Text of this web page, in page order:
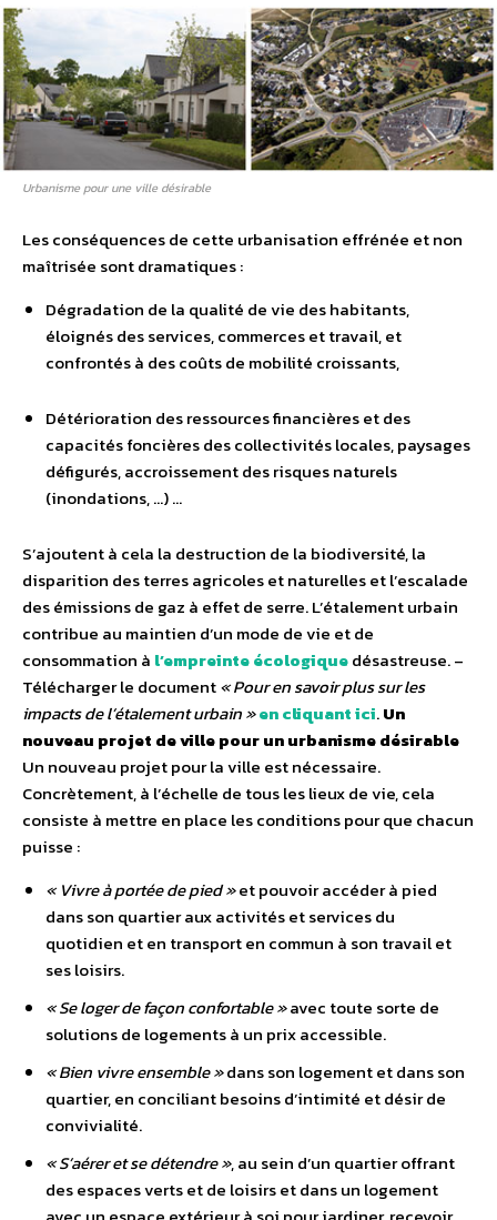
Urbanisme pour une ville désirable
Les conséquences de cette urbanisation effrénée et non
maîtrisée sont dramatiques :
Dégradation de la qualité de vie des habitants,
éloignés des services, commerces et travail, et
confrontés à des coûts de mobilité croissants,
Détérioration des ressources financières et des
capacités foncières des collectivités locales, paysages
défigurés, accroissement des risques naturels
(inondations, …) …
S’ajoutent à cela la destruction de la biodiversité, la
disparition des terres agricoles et naturelles et l’escalade
des émissions de gaz à effet de serre. L’étalement urbain
contribue au maintien d’un mode de vie et de
consommation à l’empreinte écologiquedésastreuse. –
Télécharger le document« Pour en savoir plus sur les
impacts de l’étalement urbain »en cliquant ici.Un
nouveau projet de ville pour un urbanisme désirable
Un nouveau projet pour la ville est nécessaire.
Concrètement, à l’échelle de tous les lieux de vie, cela
consiste à mettre en place les conditions pour que chacun
puisse :
« Vivre à portée de pied »et pouvoir accéder à pied
dans son quartier aux activités et services du
quotidien et en transport en commun à son travail et
ses loisirs.
« Se loger de façon confortable »avec toute sorte de
solutions de logements à un prix accessible.
« Bien vivre ensemble »dans son logement et dans son
quartier, en conciliant besoins d’intimité et désir de
convivialité.
« S’aérer et se détendre », au sein d’un quartier offrant
des espaces verts et de loisirs et dans un logement